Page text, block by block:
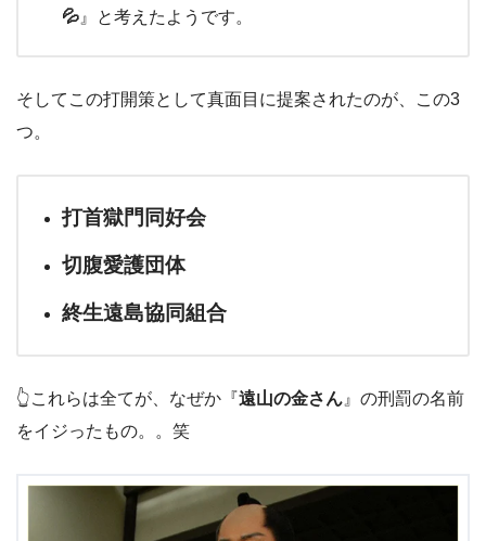
💦 』と考えたようです。
そしてこの打開策として真面目に提案されたのが、この3
つ。
打首獄門同好会
切腹愛護団体
終生遠島協同組合
👆これらは全てが、なぜか『遠山の金さん 』の刑罰の名前
をイジったもの。。笑